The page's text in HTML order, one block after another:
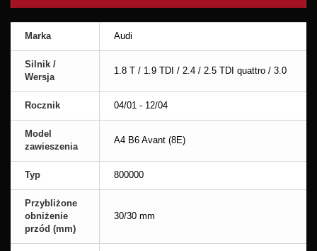
Marka Audi
Silnik /
Wersja
1.8 T / 1.9 TDI / 2.4 / 2.5 TDI quattro / 3.0
Rocznik 04/01 - 12/04
Model
zawieszenia
A4 B6 Avant (8E)
Typ 800000
Przybliżone
obniżenie
przód (mm)
30/30 mm